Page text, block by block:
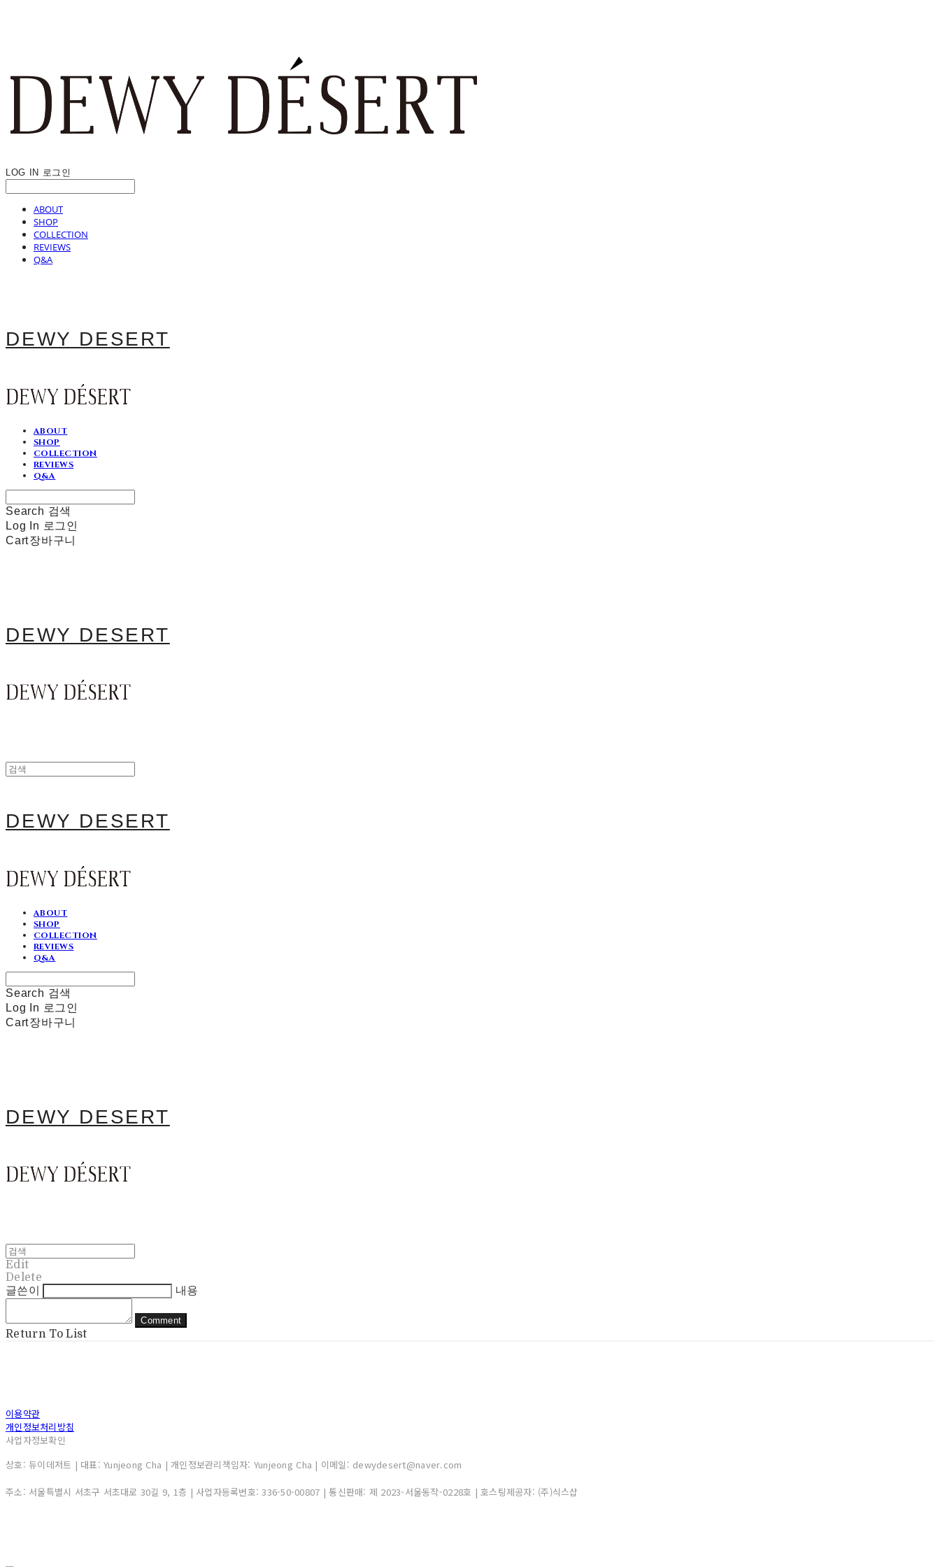
LOG IN 로그인
ABOUT
SHOP
COLLECTION
REVIEWS
Q&A
DEWY DESERT
ABOUT
SHOP
COLLECTION
REVIEWS
Q&A
Search 검색
Log In 로그인
Cart장바구니
DEWY DESERT
DEWY DESERT
ABOUT
SHOP
COLLECTION
REVIEWS
Q&A
Search 검색
Log In 로그인
Cart장바구니
DEWY DESERT
Edit
Delete
글쓴이
내용
Comment
Return To List
이용약관
개인정보처리방침
사업자정보확인
상호: 듀이데저트 | 대표: Yunjeong Cha | 개인정보관리책임자: Yunjeong Cha | 이메일: dewydesert@naver.com
주소: 서울특별시 서초구 서초대로 30길 9, 1층 | 사업자등록번호:336-50-00807 | 통신판매: 제 2023-서울동작-0228호 | 호스팅제공자: (주)식스샵